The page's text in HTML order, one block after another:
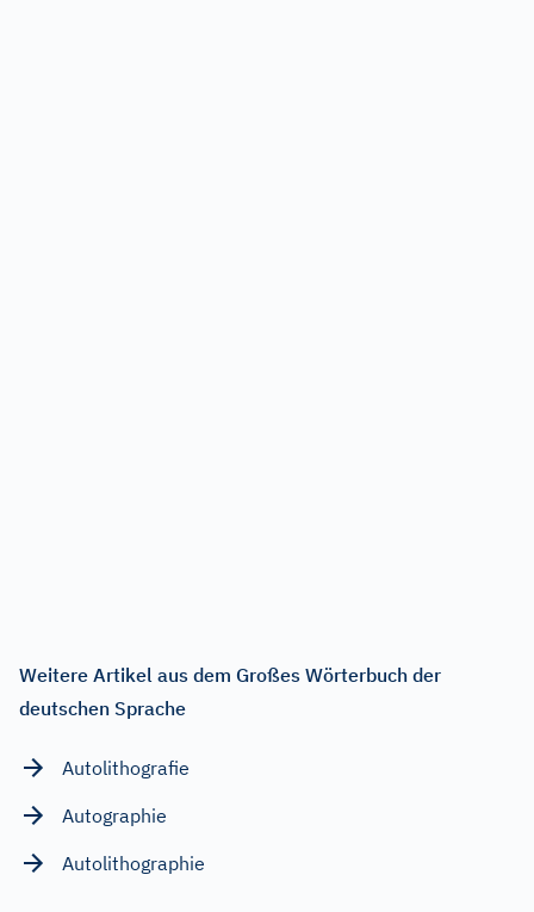
Weitere Artikel aus dem Großes Wörterbuch der
deutschen Sprache
Autolithografie
Autographie
Autolithographie